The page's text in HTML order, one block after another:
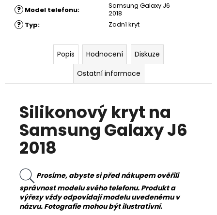
? Model telefonu:
Samsung Galaxy J6
2018
? Typ: Zadní kryt
Popis Hodnocení
Diskuze
Ostatní informace
Silikonový kryt na
Samsung Galaxy J6
2018
Prosíme, abyste si před nákupem ověřili
správnost modelu svého telefonu. Produkt a
výřezy vždy odpovídají modelu uvedenému v
názvu. Fotografie mohou být ilustrativní.